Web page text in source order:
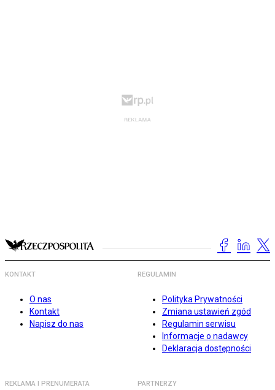
KONTAKT
O nas
Kontakt
Napisz do nas
REGULAMIN
Polityka Prywatności
Zmiana ustawień zgód
Regulamin serwisu
Informacje o nadawcy
Deklaracja dostępności
REKLAMA I PRENUMERATA PARTNERZY